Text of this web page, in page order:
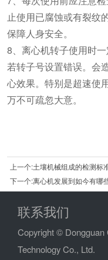
止使用已腐蚀或有裂纹
保障人身安全。
8、离心机转子使用时
若转子号设置错误。会
心效果。特别是超速使
万不可疏忽大意。
上一个:土壤机械组成的检测标
下一个:离心机发展到如今有哪
联系我们
Copyright © Dongguan
Technology Co., Ltd.